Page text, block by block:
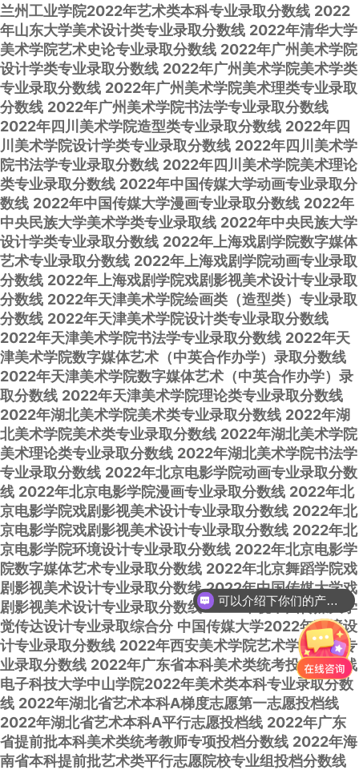
兰州工业学院2022年艺术类本科专业录取分数线 2022
年山东大学美术设计类专业录取分数线 2022年清华大学
美术学院艺术史论专业录取分数线 2022年广州美术学院
设计学类专业录取分数线 2022年广州美术学院美术学类
专业录取分数线 2022年广州美术学院美术理类专业录取
分数线 2022年广州美术学院书法学专业录取分数线
2022年四川美术学院造型类专业录取分数线 2022年四
川美术学院设计学类专业录取分数线 2022年四川美术学
院书法学专业录取分数线 2022年四川美术学院美术理论
类专业录取分数线 2022年中国传媒大学动画专业录取分
数线 2022年中国传媒大学漫画专业录取分数线 2022年
中央民族大学美术学类专业录取线 2022年中央民族大学
设计学类专业录取分数线 2022年上海戏剧学院数字媒体
艺术专业录取分数线 2022年上海戏剧学院动画专业录取
分数线 2022年上海戏剧学院戏剧影视美术设计专业录取
分数线 2022年天津美术学院绘画类（造型类）专业录取
分数线 2022年天津美术学院设计类专业录取分数线
2022年天津美术学院书法学专业录取分数线 2022年天
津美术学院数字媒体艺术（中英合作办学）录取分数线
2022年天津美术学院数字媒体艺术（中英合作办学）录
取分数线 2022年天津美术学院理论类专业录取分数线
2022年湖北美术学院美术类专业录取分数线 2022年湖
北美术学院美术类专业录取分数线 2022年湖北美术学院
美术理论类专业录取分数线 2022年湖北美术学院书法学
专业录取分数线 2022年北京电影学院动画专业录取分数
线 2022年北京电影学院漫画专业录取分数线 2022年北
京电影学院戏剧影视美术设计专业录取分数线 2022年北
京电影学院戏剧影视美术设计专业录取分数线 2022年北
京电影学院环境设计专业录取分数线 2022年北京电影学
院数字媒体艺术专业录取分数线 2022年北京舞蹈学院戏
剧影视美术设计专业录取分数线 2022年中国传媒大学戏
剧影视美术设计专业录取分数线 2022年视中国传媒大学
觉传达设计专业录取综合分 中国传媒大学2022年环境设
计专业录取分数线 2022年西安美术学院艺术学理论类专
业录取分数线 2022年广东省本科美术类统考投档分数线
电子科技大学中山学院2022年美术类本科专业录取分数
线 2022年湖北省艺术本科A梯度志愿第一志愿投档线
2022年湖北省艺术本科A平行志愿投档线 2022年广东
省提前批本科美术类统考教师专项投档分数线 2022年海
南省本科提前批艺术类平行志愿院校专业组投档分数线
可以介绍下你们的产品么？